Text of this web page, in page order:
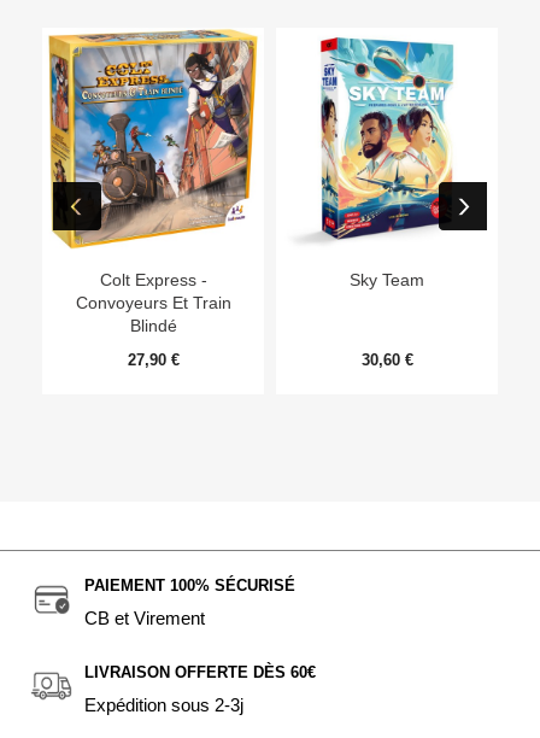
Colt Express -
Convoyeurs Et Train
Blindé
27,90 €
Sky Team
30,60 €
PAIEMENT 100% SÉCURISÉ
CB et Virement
LIVRAISON OFFERTE DÈS 60€
Expédition sous 2-3j